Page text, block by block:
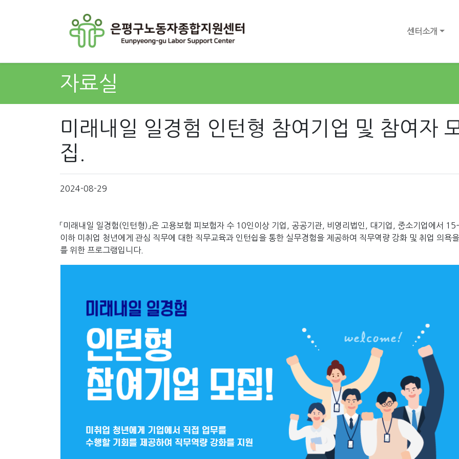
센터소개
자료실
미래내일 일경험 인턴형 참여기업 및 참여자
집.
2024-08-29
「미래내일 일경험(인턴형)」은 고용보험 피보험자 수 10인이상 기업, 공공기관, 비영리법인, 대기업, 중소기업에서
이하 미취업 청년에게 관심 직무에 대한 직무교육과 인턴쉽을 통한 실무경험을 제공하여 직무역량 강화 및 취업 의욕
를 위한 프로그램입니다.